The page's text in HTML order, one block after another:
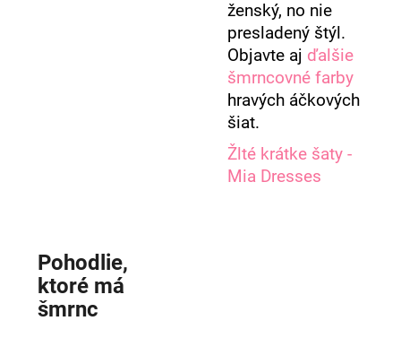
ženský, no nie
presladený štýl.
Objavte aj ďalšie
šmrncovné farby
hravých áčkových
šiat.
Žlté krátke šaty -
Mia Dresses
Pohodlie,
ktoré má
šmrnc